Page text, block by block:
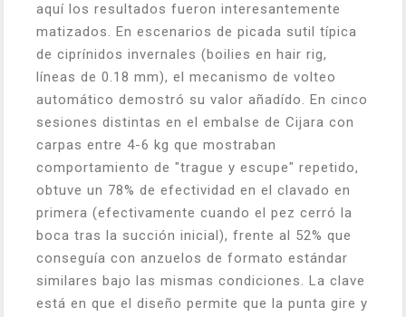
aquí los resultados fueron interesantemente
matizados. En escenarios de picada sutil típica
de ciprínidos invernales (boilies en hair rig,
líneas de 0.18 mm), el mecanismo de volteo
automático demostró su valor añadí­do. En cinco
sesiones distintas en el embalse de Cijara con
carpas entre 4-6 kg que mostraban
comportamiento de "trague y escupe" repetido,
obtuve un 78% de efectividad en el clavado en
primera (efectivamente cuando el pez cerró la
boca tras la succión inicial), frente al 52% que
conseguía con anzuelos de formato estándar
similares bajo las mismas condiciones. La clave
está en que el diseño permite que la punta gire y